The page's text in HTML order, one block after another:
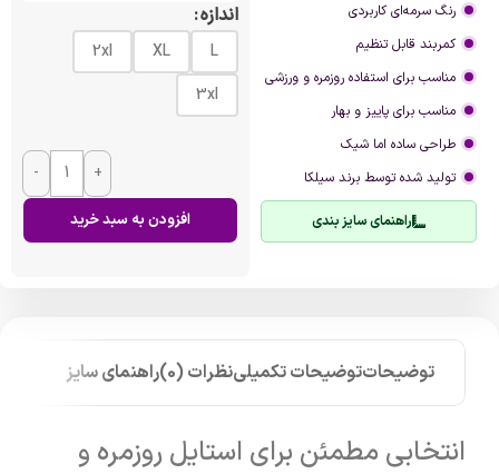
رنگ سرمه‌ای کاربردی
کمربند قابل تنظیم
مناسب برای استفاده روزمره و ورزشی
مناسب برای پاییز و بهار
طراحی ساده اما شیک
تولید شده توسط برند سیلکا
راهنمای سایز بندی
اندازه
L
XL
2xl
3xl
- +
افزودن به سبد خرید
توضیحاتتوضیحات تکمیلینظرات (0) راهنمای سایز
انتخابی مطمئن برای استایل روزمره و